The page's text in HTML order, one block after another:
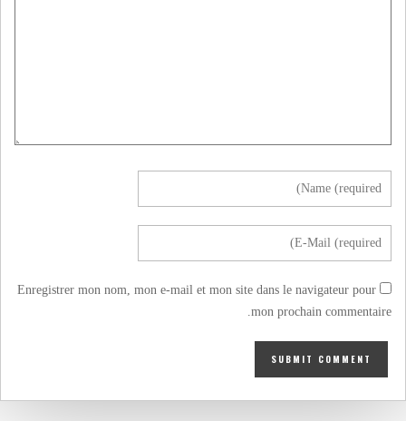
Enregistrer mon nom, mon e-mail et mon site dans le navigateur pour
mon prochain commentaire.